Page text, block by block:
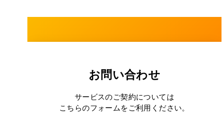
お問い合わせ
サービスのご契約については
こちらのフォームをご利用ください。